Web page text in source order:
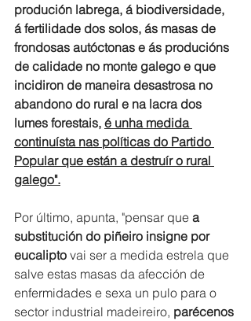
produción labrega, á biodiversidade,
á fertilidade dos solos, ás masas de
frondosas autóctonas e ás producións
de calidade no monte galego e que
incidiron de maneira desastrosa no
abandono do rural e na lacra dos
lumes forestais, é unha medida
continuísta nas políticas do Partido
Popular que están a destruír o rural
galego".
Por último, apunta, "pensar que a
substitución do piñeiro insigne por
eucalipto vai ser a medida estrela que
salve estas masas da afección de
enfermidades e sexa un pulo para o
sector industrial madeireiro, parécenos